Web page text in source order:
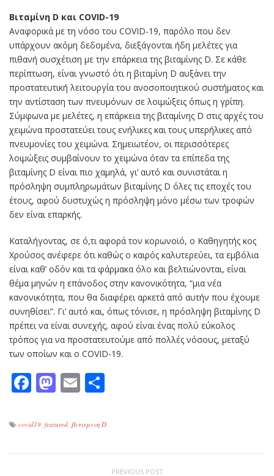
Βιταμίνη D και COVID-19
Αναφορικά με τη νόσο του COVID-19, παρόλο που δεν
υπάρχουν ακόμη δεδομένα, διεξάγονται ήδη μελέτες για
πιθανή συσχέτιση με την επάρκεια της βιταμίνης D. Σε κάθε
περίπτωση, είναι γνωστό ότι η βιταμίνη D αυξάνει την
προστατευτική λειτουργία του ανοσοποιητικού συστήματος και
την αντίσταση των πνευμόνων σε λοιμώξεις όπως η γρίπη.
Σύμφωνα με μελέτες, η επάρκεια της βιταμίνης D στις αρχές του
χειμώνα προστατεύει τους ενήλικες και τους υπερήλικες από
πνευμονίες του χειμώνα. Σημειωτέον, οι περισσότερες
λοιμώξεις συμβαίνουν το χειμώνα όταν τα επίπεδα της
βιταμίνης D είναι πιο χαμηλά, γι’ αυτό και συνιστάται η
πρόσληψη συμπληρωμάτων βιταμίνης D όλες τις εποχές του
έτους, αφού δυστυχώς η πρόσληψη μόνο μέσω των τροφών
δεν είναι επαρκής.
Καταλήγοντας, σε ό,τι αφορά τον κορωνοϊό, ο Καθηγητής κος
Χρούσος ανέφερε ότι καθώς ο καιρός καλυτερεύει, τα εμβόλια
είναι καθ’ οδόν και τα φάρμακα όλο και βελτιώνονται, είναι
θέμα μηνών η επάνοδος στην κανονικότητα, “μια νέα
κανονικότητα, που θα διαφέρει αρκετά από αυτήν που έχουμε
συνηθίσει”. Γι’ αυτό και, όπως τόνισε, η πρόσληψη βιταμίνης D
πρέπει να είναι συνεχής, αφού είναι ένας πολύ εύκολος
τρόπος για να προστατευτούμε από πολλές νόσους, μεταξύ
των οποίων και ο COVID-19.
Facebook
Mastodon
Email
covid19, featured, βιταμινη D
PREVIOUS POST